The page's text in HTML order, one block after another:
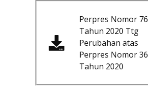
Perpres Nomor 76
Tahun 2020 Ttg
Perubahan atas
Perpres Nomor 36
Tahun 2020